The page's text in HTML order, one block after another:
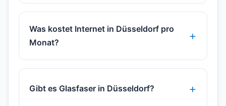
Was kostet Internet in Düsseldorf pro
Monat?
Gibt es Glasfaser in Düsseldorf?